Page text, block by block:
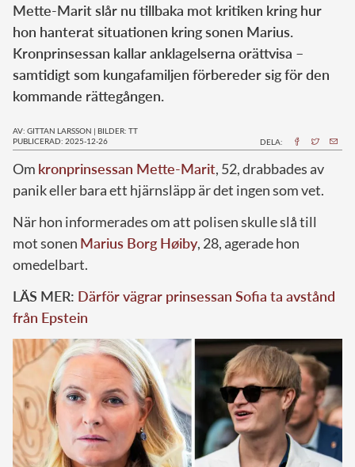
Mette-Marit slår nu tillbaka mot kritiken kring hur
hon hanterat situationen kring sonen Marius.
Kronprinsessan kallar anklagelserna orättvisa –
samtidigt som kungafamiljen förbereder sig för den
kommande rättegången.
AV: GITTAN LARSSON | BILDER: TT
PUBLICERAD: 2025-12-26
DELA:
Om kronprinsessan Mette-Marit, 52, drabbades av
panik eller bara ett hjärnsläpp är det ingen som vet.
När hon informerades om att polisen skulle slå till
mot sonen Marius Borg Høiby, 28, agerade hon
omedelbart.
LÄS MER: Därför vägrar prinsessan Sofia ta avstånd
från Epstein